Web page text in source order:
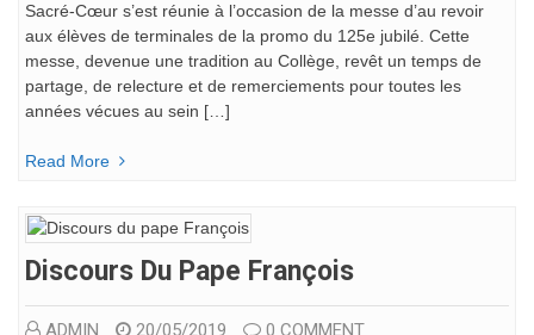
Sacré-Cœur s’est réunie à l’occasion de la messe d’au revoir
aux élèves de terminales de la promo du 125e jubilé. Cette
messe, devenue une tradition au Collège, revêt un temps de
partage, de relecture et de remerciements pour toutes les
années vécues au sein […]
Read More
Discours Du Pape François
ADMIN 20/05/2019 0 COMMENT